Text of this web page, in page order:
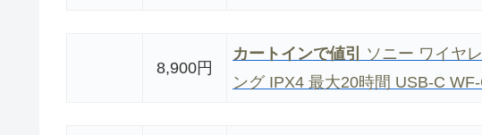
8,900円
カートインで値引
ソニー ワイヤ
ング IPX4 最大20時間 USB-C